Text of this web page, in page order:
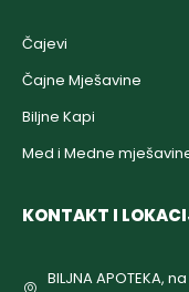
Čajevi
Čajne Mješavine
Biljne Kapi
Med i Medne
KONTAKT I
BILJNA APOTEKA,